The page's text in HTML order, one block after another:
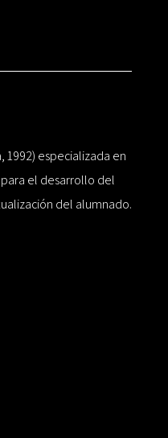
especializada en
el desarrollo del
del alumnado.